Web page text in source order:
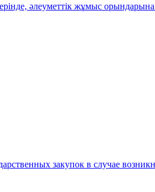
әлеуметтік жұмыс
закупок в случае